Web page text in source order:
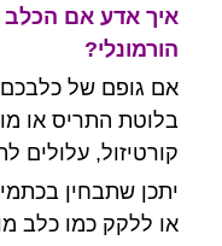
איך אדע אם הכלב
הורמונלי?
אם גופם של כלבכם
בלוטת התריס או
קורטיזול, עלולים
יתכן שתבחין
או ללקק כמו כלב